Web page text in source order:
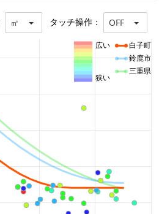
㎡ タッチ操作： OFF
白子町
鈴鹿市
三重県
広い
狭い